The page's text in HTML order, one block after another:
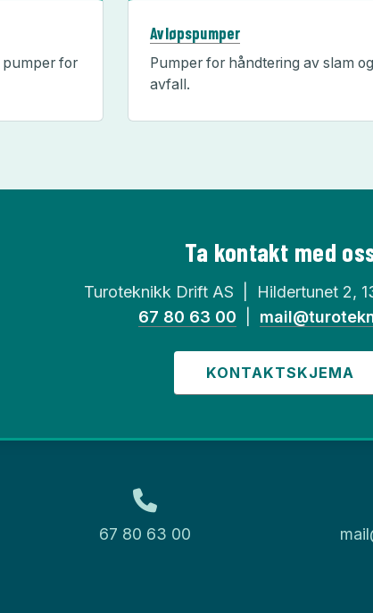
pumper for
Avløpspumper
Pumper for håndtering av slam og
avfall.
Ta kontakt med
Turoteknikk Drift AS | Hildertunet 2,
67 80 63 00
KONTAKTSKJEMA
67 80 63 00